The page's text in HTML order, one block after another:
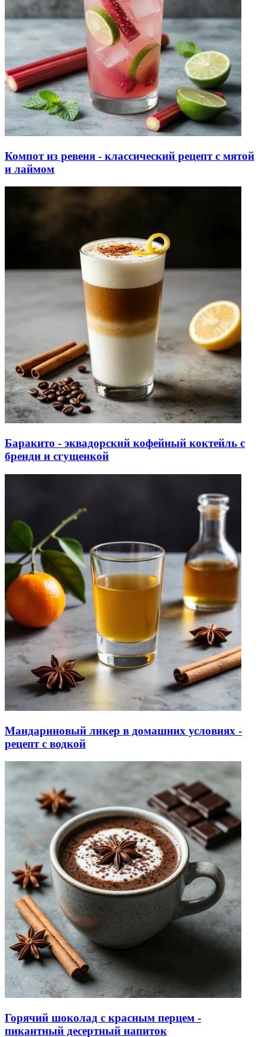
Компот из ревеня - классический рецепт с мятой
и лаймом
Баракито - эквадорский кофейный коктейль с
бренди и сгущенкой
Мандариновый ликер в домашних условиях -
рецепт с водкой
Горячий шоколад с красным перцем -
пикантный десертный напиток